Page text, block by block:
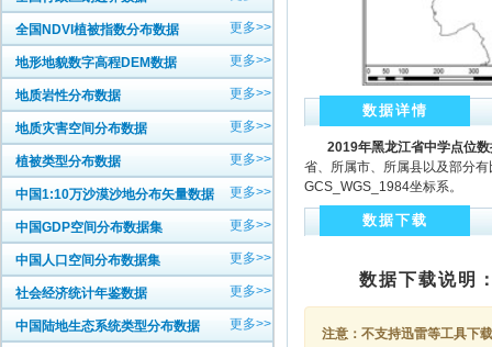
全国NDVI植被指数分布数据 更多>>
地形地貌数字高程DEM数据 更多>>
地质岩性分布数据 更多>>
地质灾害空间分布数据 更多>>
植被类型分布数据 更多>>
中国1:10万沙漠沙地分布矢量数据 更多>>
中国GDP空间分布数据集 更多>>
中国人口空间分布数据集 更多>>
社会经济统计年鉴数据 更多>>
中国陆地生态系统类型分布数据 更多>>
数据详情
2019年黑龙江省中学点位
省、所属市、所属县以及部分
GCS_WGS_1984坐标系。
数据下载
数据下载说明
注意：不支持迅雷等工具下